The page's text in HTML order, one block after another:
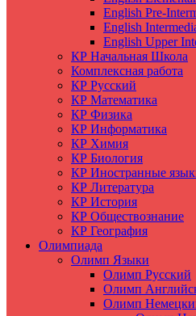
English Pre-
English
English Upper
КР Начальная Школа
Комплексная работа
КР Русский
КР Математика
КР Физика
КР Информатика
КР Химия
КР Биология
КР Иностранные
КР Литература
КР История
КР Обществознание
КР География
Олимпиада
Олимп Языки
Олимп Русский
Олимп
Олимп